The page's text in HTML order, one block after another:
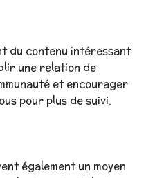
du contenu intéressant
une relation de
et encourager
pour plus de suivi.
également un moyen